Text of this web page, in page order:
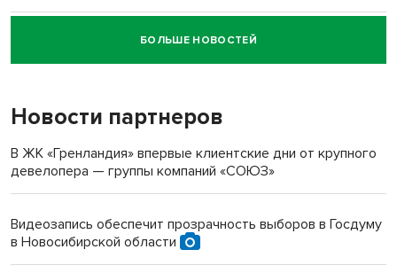
Новосибирский суд наказал водителя за смерть
пенсионерки на вокзале
БОЛЬШЕ НОВОСТЕЙ
Новости партнеров
В ЖК «Гренландия» впервые клиентские дни от крупного
девелопера — группы компаний «СОЮЗ»
Видеозапись обеспечит прозрачность выборов в Госдуму
в Новосибирской области